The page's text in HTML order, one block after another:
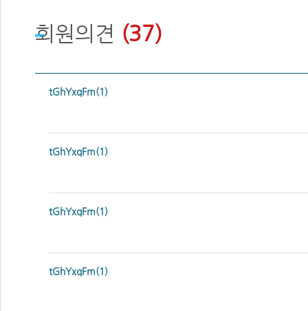
회원의견 (37)
tGhYxqFm(1)
tGhYxqFm(1)
tGhYxqFm(1)
tGhYxqFm(1)